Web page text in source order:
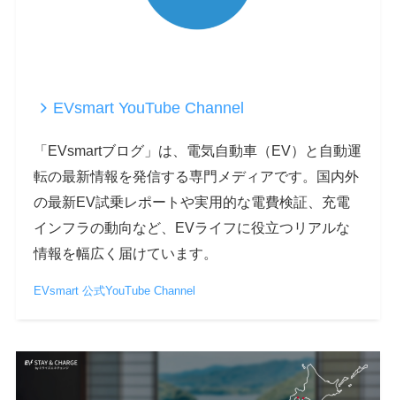
EVsmart YouTube Channel
「EVsmartブログ」は、電気自動車（EV）と自動運
転の最新情報を発信する専門メディアです。国内外
の最新EV試乗レポートや実用的な電費検証、充電
インフラの動向など、EVライフに役立つリアルな
情報を幅広く届けています。
EVsmart 公式YouTube Channel